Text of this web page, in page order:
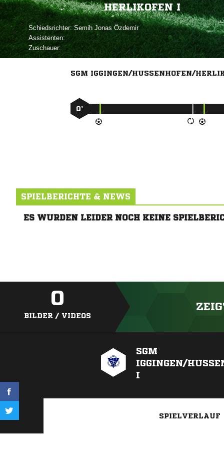
HERLIKOFEN I
Schiedsrichter:  
Assistenten:
Zuschauer:
SGM IGGINGEN/HUSSENHOFEN/
0’
SPIELBERICHTE & NEWS
ES WURDEN LEIDER NOCH KEINE
0
BILDER / VIDEOS
SGM
IGGINGEN/
I
SPIELVERLAUF